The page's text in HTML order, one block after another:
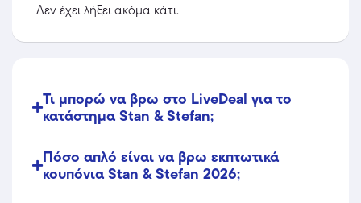
Δεν έχει λήξει ακόμα κάτι.
Τι μπορώ να βρω στο LiveDeal για το
κατάστημα Stan & Stefan;
Πόσο απλό είναι να βρω εκπτωτικά
κουπόνια Stan & Stefan 2026;